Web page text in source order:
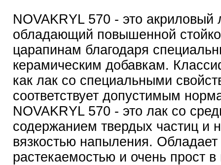
NOVAKRYL 570 - это акриловый
обладающий повышенной
царапинам благодаря
керамическим добавкам.
как лак со специальными
соответствует допустимым
NOVAKRYL 570 - это лак со
содержанием твердых частиц и
вязкостью напыления. Обладает
растекаемостью и очень прост